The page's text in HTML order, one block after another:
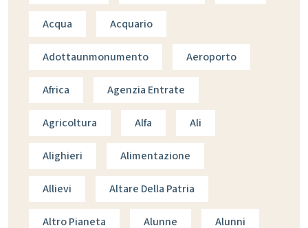
Acqua Acquario
Adottaunmonumento Aeroporto
Africa Agenzia Entrate
Agricoltura Alfa Ali
Alighieri Alimentazione
Allievi Altare Della Patria
Altro Pianeta Alunne Alunni